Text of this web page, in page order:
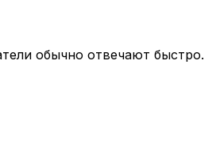
обычно отвечают быстро.